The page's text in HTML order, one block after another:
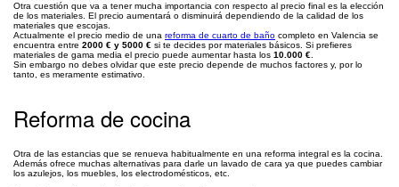
Otra cuestión que va a tener mucha importancia con respecto al precio final es la elección
de los materiales. El precio aumentará o disminuirá dependiendo de la calidad de los
materiales que escojas.
Actualmente el precio medio de una reforma de cuarto de baño completo en Valencia se
encuentra entre 2000 € y 5000 € si te decides por materiales básicos. Si prefieres
materiales de gama media el precio puede aumentar hasta los 10.000 €.
Sin embargo no debes olvidar que este precio depende de muchos factores y, por lo
tanto, es meramente estimativo.
Reforma de cocina
Otra de las estancias que se renueva habitualmente en una reforma integral es la cocina.
Además ofrece muchas alternativas para darle un lavado de cara ya que puedes cambiar
los azulejos, los muebles, los electrodomésticos, etc.